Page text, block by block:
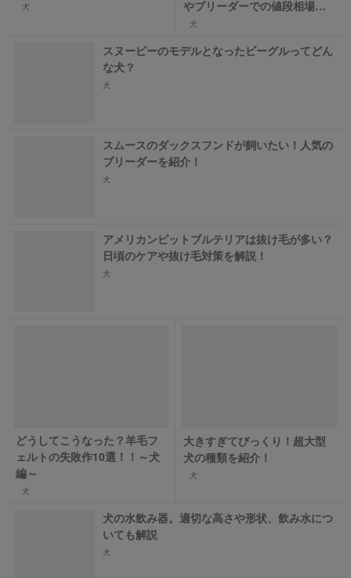
犬
やブリーダーでの値段相場や
里親募集も紹介
犬
スヌーピーのモデルとなったビーグルってどん
な犬？
犬
スムースのダックスフンドが飼いたい！人気の
ブリーダーを紹介！
犬
アメリカンピットブルテリアは抜け毛が多い？
日頃のケアや抜け毛対策を解説！
犬
どうしてこうなった？羊毛フ
ェルトの失敗作10選！！～犬
編～
犬
大きすぎてびっくり！超大型
犬の種類を紹介！
犬
犬の水飲み器。適切な高さや形状、飲み水につ
いても解説
犬